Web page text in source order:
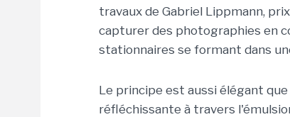
travaux de Gabriel Lippmann,
capturer des photographies en
stationnaires se formant dans
Le principe est aussi élégant
réfléchissante à travers